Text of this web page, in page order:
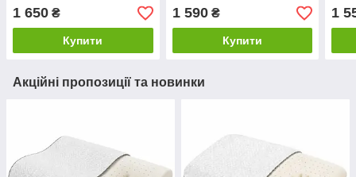
1 650 ₴
Купити
1 590₴
Купити
1
Акційні пропозиції та новинки